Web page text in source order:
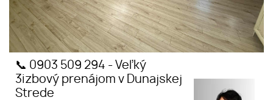
📞 0903 509 294 - Veľký
3izbový prenájom v Dunajskej
Strede